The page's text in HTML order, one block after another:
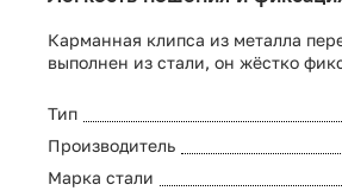
Карманная клипса из металла
выполнен из стали, он жёстко
Тип
Производитель
Марка стали